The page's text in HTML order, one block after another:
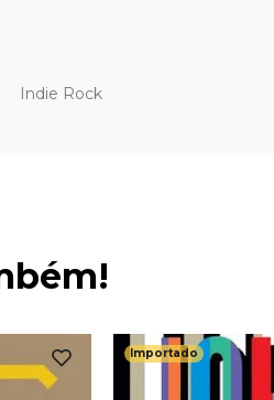
Indie Rock
Importado